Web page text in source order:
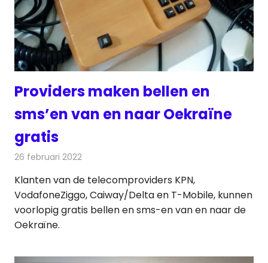
Providers maken bellen en
sms’en van en naar Oekraïne
gratis
26 februari 2022
Klanten van de telecomproviders KPN,
VodafoneZiggo, Caiway/Delta en T-Mobile, kunnen
voorlopig gratis bellen en sms-en van en naar de
Oekraïne.